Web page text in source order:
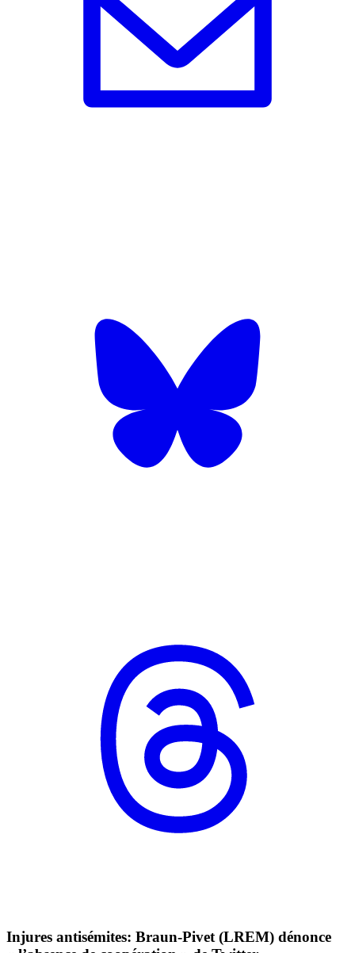
Injures antisémites: Braun-Pivet (LREM) dénonce